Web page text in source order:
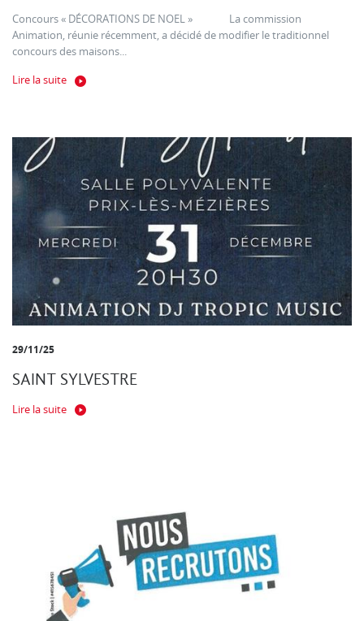
Concours « DÉCORATIONS DE NOEL » La commission
Animation, réunie récemment, a décidé de modifier le traditionnel
concours des maisons...
Lire la suite
29/11/25
SAINT SYLVESTRE
Lire la suite